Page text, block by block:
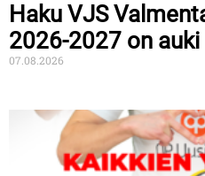
Haku VJS
2026-2027 on auki
07.08.2026